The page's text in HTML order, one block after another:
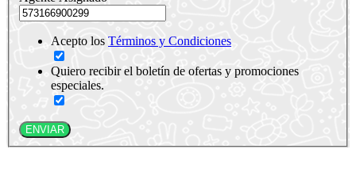
Acepto los Términos y Condiciones
Quiero recibir el boletín de ofertas y promociones
especiales.
ENVIAR